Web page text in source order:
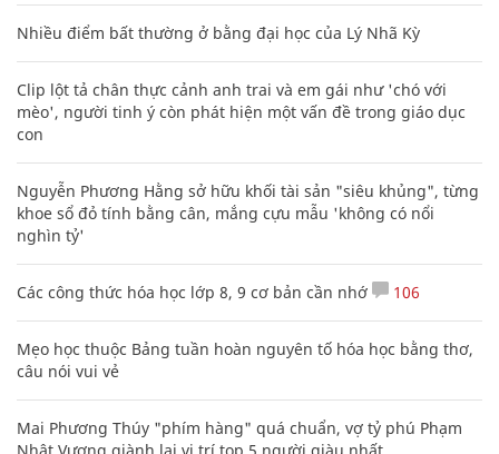
Nhiều điểm bất thường ở bằng đại học của Lý Nhã Kỳ
Clip lột tả chân thực cảnh anh trai và em gái như 'chó với
mèo', người tinh ý còn phát hiện một vấn đề trong giáo dục
con
Nguyễn Phương Hằng sở hữu khối tài sản "siêu khủng", từng
khoe sổ đỏ tính bằng cân, mắng cựu mẫu 'không có nổi
nghìn tỷ'
Các công thức hóa học lớp 8, 9 cơ bản cần nhớ 106
Mẹo học thuộc Bảng tuần hoàn nguyên tố hóa học bằng thơ,
câu nói vui vẻ
Mai Phương Thúy "phím hàng" quá chuẩn, vợ tỷ phú Phạm
Nhật Vượng giành lại vị trí top 5 người giàu nhất